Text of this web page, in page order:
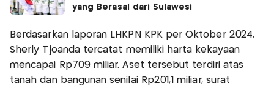
yang Berasal dari Sulawesi
Berdasarkan laporan LHKPN KPK per Oktober 2024,
Sherly Tjoanda tercatat memiliki harta kekayaan
mencapai Rp709 miliar. Aset tersebut terdiri atas
tanah dan bangunan senilai Rp201,1 miliar, surat